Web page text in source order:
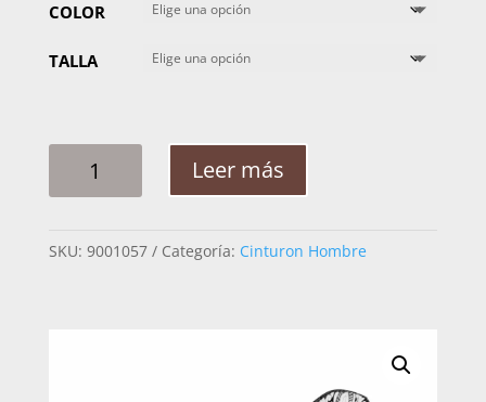
COLOR
TALLA
HOMBRE
CABALLO
Leer más
SKU: 9001057 Categoría: Cinturon Hombre